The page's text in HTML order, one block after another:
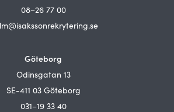
08–26 77 00
Göteborg
Odinsgatan 13
SE-411 03 Göteborg
031–19 33 40